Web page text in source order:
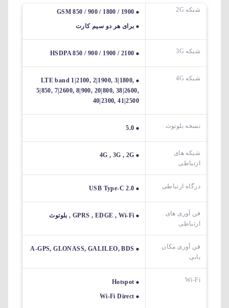
شبکه 2G
GSM 850 / 900 / 1800 / 1900
برای هر دو سیم کارت
شبکه 3G HSDPA 850 / 900 / 1900 / 2100
شبکه 4G
LTE band 1|2100, 2|1900, 3|1800,
5|850, 7|2600, 8|900, 20|800, 38|2600,
40|2300, 41|2500
نسخه بلوتوث 5.0
شبکه های
ارتباطی
4G , 3G , 2G
درگاه ارتباطی USB Type-C 2.0
فن آوری های
ارتباطی
GPRS , EDGE , Wi-Fi , بلوتوث
فن آوری مکان
یابی
A-GPS, GLONASS, GALILEO, BDS
Wi-Fi
Hotspot
Wi-Fi Direct